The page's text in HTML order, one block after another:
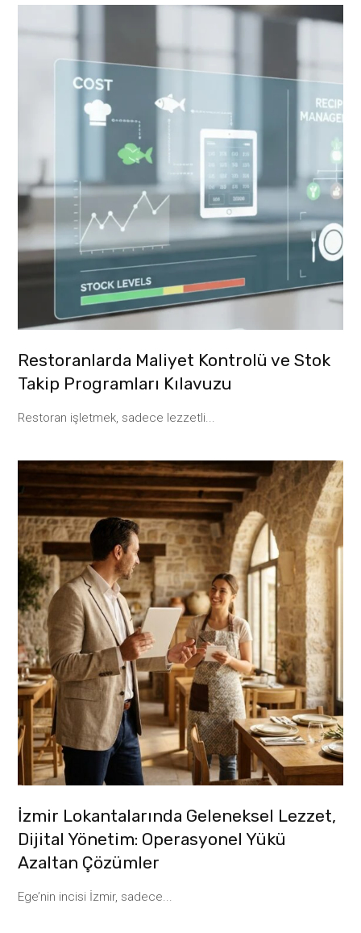
Restoranlarda Maliyet Kontrolü ve Stok
Takip Programları Kılavuzu
Restoran işletmek, sadece lezzetli...
İzmir Lokantalarında Geleneksel Lezzet,
Dijital Yönetim: Operasyonel Yükü
Azaltan Çözümler
Ege’nin incisi İzmir, sadece...